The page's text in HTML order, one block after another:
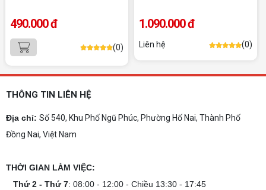
2026 theo ngân sách và ngành học: tiêu chí
trước khi mua.
hình mạnh, tối ưu chi phí, test máy tại chỗ. Khám
phá ngay địa chỉ tư vấn và lắp đặt dàn PC chơi
phù hợp, đảm bảo hệ thống vận hành ổn định và
490.000 đ
(0)
1.090.000 đ
Liên hệ (0)
THÔNG TIN LIÊN HỆ
Địa chỉ: Số 540, Khu Phố Ngũ Phúc, Phường Hố Nai, Thành Phố
Đồng Nai, Việt Nam
THỜI GIAN LÀM VIỆC:
Thứ 2 - Thứ 7: 08:00 - 12:00 - Chiều 13:30 - 17:45